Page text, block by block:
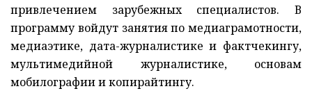
привлечением зарубежных специалистов. В
программу войдут занятия по медиаграмотности,
медиаэтике, дата-журналистике и фактчекингу,
мультимедийной журналистике, основам
мобилографии и копирайтингу.